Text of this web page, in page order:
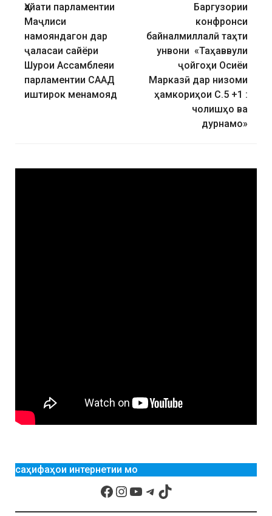
Ҳайати парламентии
Маҷлиси
намояндагон дар
ҷаласаи сайёри
Шурои Ассамблеяи
парламентии СААД
иштирок менамояд
Баргузории
конфронси
байналмиллалӣ таҳти
унвони «Таҳаввули
ҷойгоҳи Осиёи
Марказӣ дар низоми
ҳамкориҳои С.5 +1 :
чолишҳо ва
дурнамо»
саҳифаҳои интернетии мо